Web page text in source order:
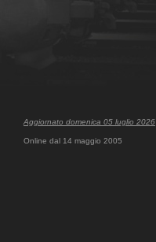
Aggiornato domenica 05 luglio 2026
Online dal 14 maggio 2005